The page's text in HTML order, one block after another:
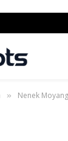
» Nenek